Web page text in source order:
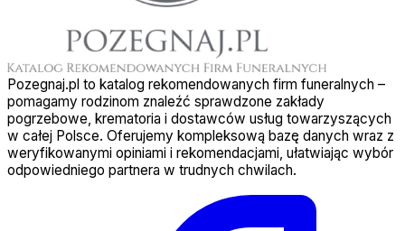
Pozegnaj.pl to katalog rekomendowanych firm funeralnych –
pomagamy rodzinom znaleźć sprawdzone zakłady
pogrzebowe, krematoria i dostawców usług towarzyszących
w całej Polsce. Oferujemy kompleksową bazę danych wraz z
weryfikowanymi opiniami i rekomendacjami, ułatwiając wybór
odpowiedniego partnera w trudnych chwilach.